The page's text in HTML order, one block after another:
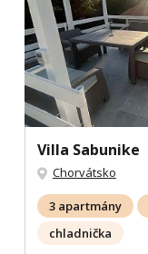
Villa Sabunike
Chorvátsko
3 apartmány
chladnička